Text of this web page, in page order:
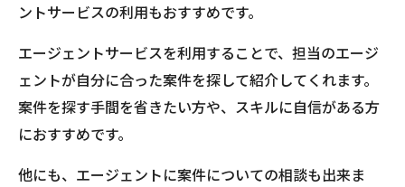
ントサービスの利用もおすすめです。
エージェントサービスを利用することで、担当のエージ
ェントが自分に合った案件を探して紹介してくれます。
案件を探す手間を省きたい方や、スキルに自信がある方
におすすめです。
他にも、エージェントに案件についての相談も出来ま